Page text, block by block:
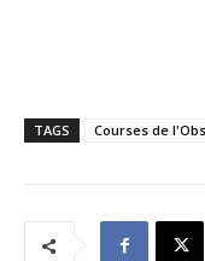
TAGS Courses de